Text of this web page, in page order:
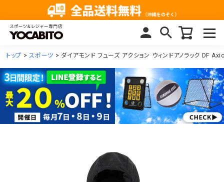
トップ スポーツ ダイアモンド フューズ アクション ウィンドアノラック DF